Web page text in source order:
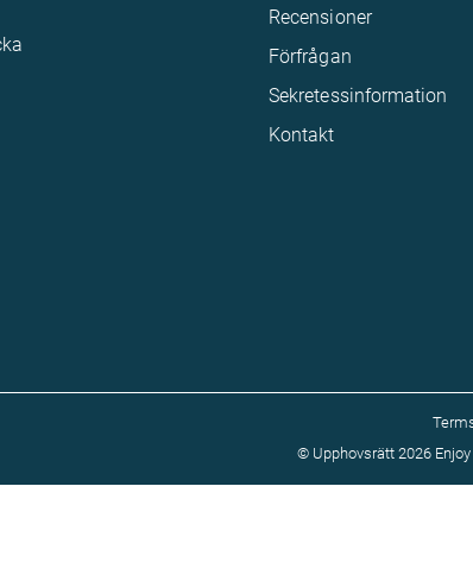
Recensioner
Förfrågan
Sekretessinformation
Kontakt
© Upphovsrätt 2026